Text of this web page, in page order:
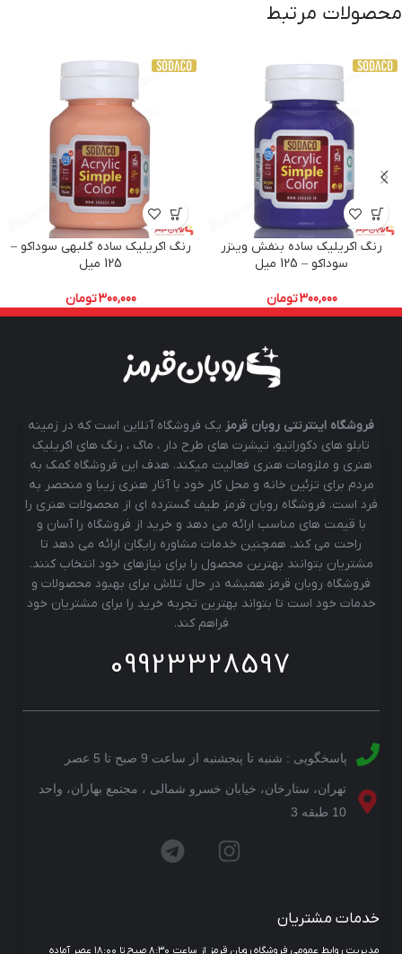
محصولات مرتبط
رنگ اکریلیک ساده بنفش وینزر
سوداکو – 125 میل
300,000تومان
رنگ اکریلیک ساده گلبهی سوداکو –
125 میل
300,000تومان
فروشگاه اینترنتی روبان قرمز یک فروشگاه آنلاین است که در زمینه
تابلو های دکوراتیو، تیشرت های طرح دار ، ماگ ، رنگ های اکریلیک
هنری و ملزومات هنری فعالیت میکند. هدف این فروشگاه کمک به
مردم برای تزئین خانه و محل کار خود با آثار هنری زیبا و منحصر به
فرد است. فروشگاه روبان قرمز طیف گسترده ای از محصولات هنری را
با قیمت های مناسب ارائه می دهد و خرید از فروشگاه را آسان و
راحت می کند. همچنین خدمات مشاوره رایگان ارائه می دهد تا
مشتریان بتوانند بهترین محصول را برای نیازهای خود انتخاب کنند.
فروشگاه روبان قرمز همیشه در حال تلاش برای بهبود محصولات و
خدمات خود است تا بتواند بهترین تجربه خرید را برای مشتریان خود
فراهم کند.
09923328597
پاسخگویی : شنبه تا پنجشنبه از ساعت 9 صبح تا 5 عصر
تهران، ستارخان، خیابان خسرو شمالی ، مجتمع بهاران، واحد
10 طبقه 3
خدمات مشتریان
مدیریت روابط عمومی فروشگاه روبان قرمز از ساعت ۸:۳۰ صبح تا ۱۸:۰۰ عصر آماده